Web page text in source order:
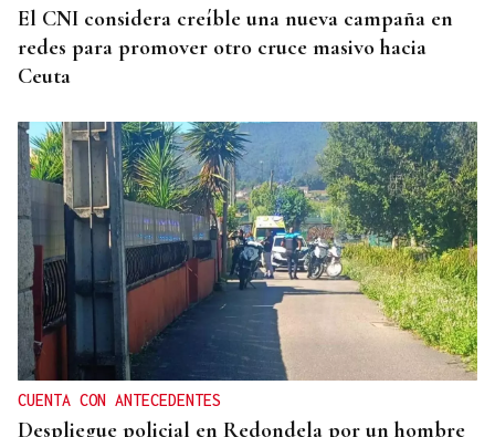
El CNI considera creíble una nueva campaña en
redes para promover otro cruce masivo hacia
Ceuta
CUENTA CON ANTECEDENTES
Despliegue policial en Redondela por un hombre